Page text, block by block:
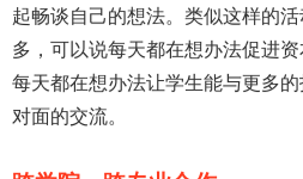
起畅谈自己的想法。类似这样的
多，可以说每天都在想办法促进
每天都在想办法让学生能与更多
对面的交流。